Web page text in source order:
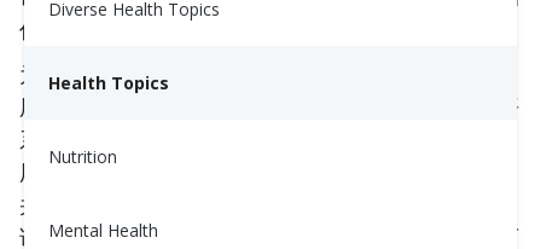
Diverse Health Topics
Health Topics
Nutrition
Mental Health
作用来解码每种药物。
为了简单起见，我们将首先按药物类别和品牌名称引
用每种药物，后面括号中为通用名称。例如，大米悟
系列是药物类别，而二甲双胍（Glucophage）是通
用名称。这种方法可以帮助你理解每种药物的作用，
并使其更易于识别，即使它以不同的品牌名称出售。
请记住：同一类别的药物通常以相似的方式工作，可